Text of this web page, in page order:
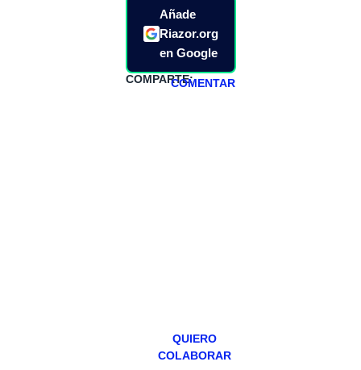
Añade
Riazor.org
en Google
COMPARTE:COMENTAR
QUIERO
COLABORAR